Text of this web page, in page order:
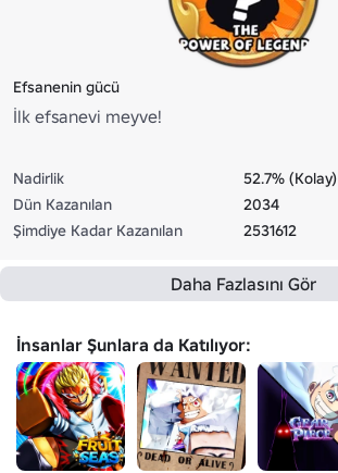
Efsanenin gücü
İlk efsanevi meyve!
Nadirlik
52.7% (Kolay)
Dün Kazanılan
2034
Şimdiye Kadar Kazanılan
2531612
Daha Fazlasını Gör
İnsanlar Şunlara da Katılıyor: